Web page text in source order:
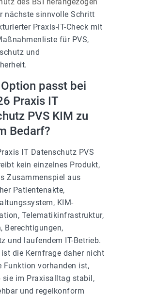
nächste sinnvolle Schritt
Praxis-IT-Check mit
für PVS,
und
passt bei
Praxis IT
PVS KIM zu
Bedarf?
IT Datenschutz PVS
kein einzelnes Produkt,
Zusammenspiel aus
Patientenakte,
KIM-
Telematikinfrastruktur,
Berechtigungen,
und laufendem IT-Betrieb.
ist die Kernfrage daher nicht
Funktion vorhanden ist,
sie im Praxisalltag stabil,
und regelkonform